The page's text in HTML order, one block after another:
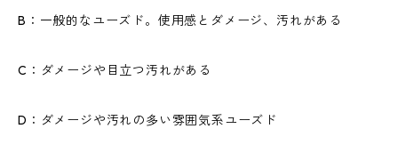
B：一般的なユーズド。使用感とダメージ、汚れがある
C：ダメージや目立つ汚れがある
D：ダメージや汚れの多い雰囲気系ユーズド